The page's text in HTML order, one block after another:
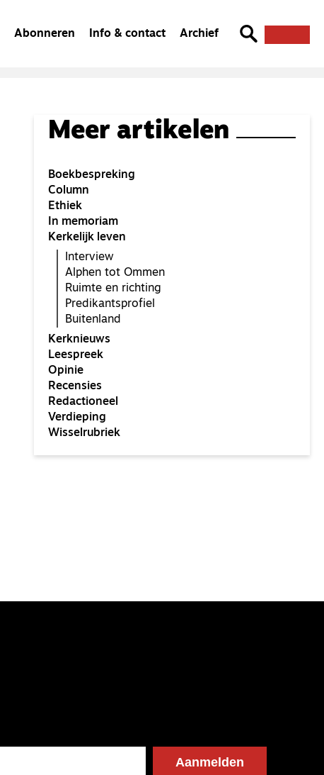
Abonneren Info & contact Archief
Meer artikelen
Boekbespreking
Column
Ethiek
In memoriam
Kerkelijk leven
Interview
Alphen tot Ommen
Ruimte en richting
Predikantsprofiel
Buitenland
Kerknieuws
Leespreek
Opinie
Recensies
Redactioneel
Verdieping
Wisselrubriek